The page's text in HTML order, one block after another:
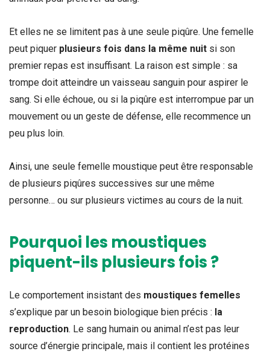
Et elles ne se limitent pas à une seule piqûre. Une femelle
peut piquer plusieurs fois dans la même nuit si son
premier repas est insuffisant. La raison est simple : sa
trompe doit atteindre un vaisseau sanguin pour aspirer le
sang. Si elle échoue, ou si la piqûre est interrompue par un
mouvement ou un geste de défense, elle recommence un
peu plus loin.
Ainsi, une seule femelle moustique peut être responsable
de plusieurs piqûres successives sur une même
personne… ou sur plusieurs victimes au cours de la nuit.
Pourquoi les moustiques
piquent-ils plusieurs fois ?
Le comportement insistant des moustiques femelles
s’explique par un besoin biologique bien précis : la
reproduction. Le sang humain ou animal n’est pas leur
source d’énergie principale, mais il contient les protéines